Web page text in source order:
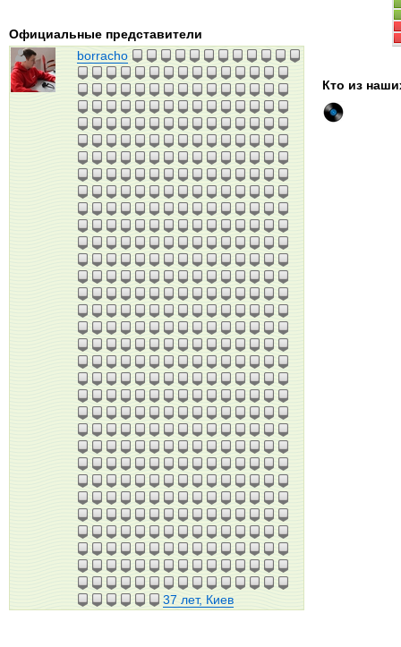
Кто из
Официальные представители
borracho
37 лет, Киев